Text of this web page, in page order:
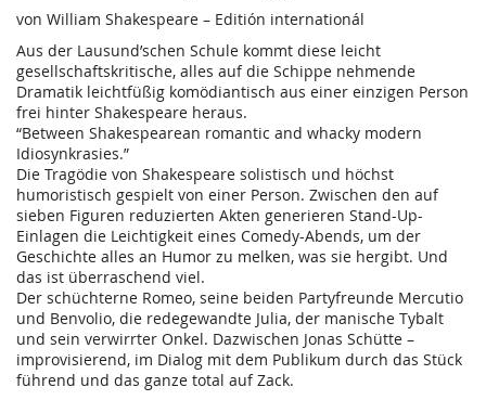
von William Shakespeare – Editión internationál
Aus der Lausund’schen Schule kommt diese leicht
gesellschaftskritische, alles auf die Schippe nehmende
Dramatik leichtfüßig komödiantisch aus einer einzigen Person
frei hinter Shakespeare heraus.
“Between Shakespearean romantic and whacky modern
Idiosynkrasies.”
Die Tragödie von Shakespeare solistisch und höchst
humoristisch gespielt von einer Person. Zwischen den auf
sieben Figuren reduzierten Akten generieren Stand-Up-
Einlagen die Leichtigkeit eines Comedy-Abends, um der
Geschichte alles an Humor zu melken, was sie hergibt. Und
das ist überraschend viel.
Der schüchterne Romeo, seine beiden Partyfreunde Mercutio
und Benvolio, die redegewandte Julia, der manische Tybalt
und sein verwirrter Onkel. Dazwischen Jonas Schütte –
improvisierend, im Dialog mit dem Publikum durch das Stück
führend und das ganze total auf Zack.